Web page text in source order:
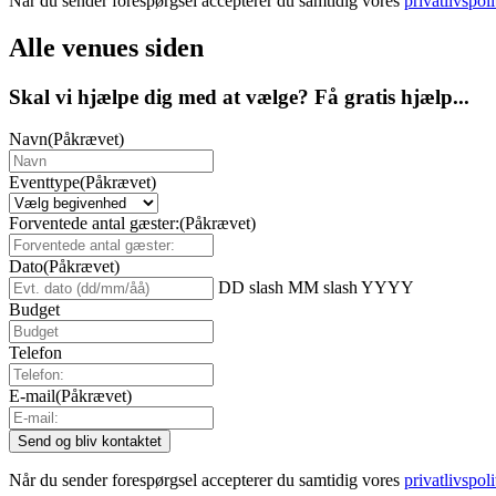
Alle venues siden
Skal vi hjælpe dig med at vælge? Få gratis hjælp...
Navn(Påkrævet)
Eventtype(Påkrævet)
Forventede antal gæster:(Påkrævet)
Dato(Påkrævet)
DD slash MM slash YYYY
Budget
Telefon
E-mail(Påkrævet)
Når du sender forespørgsel accepterer du samtidig vores